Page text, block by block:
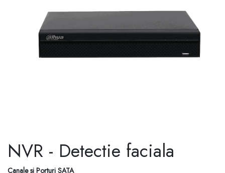
NVR - Detectie faciala
Canale si Porturi SATA